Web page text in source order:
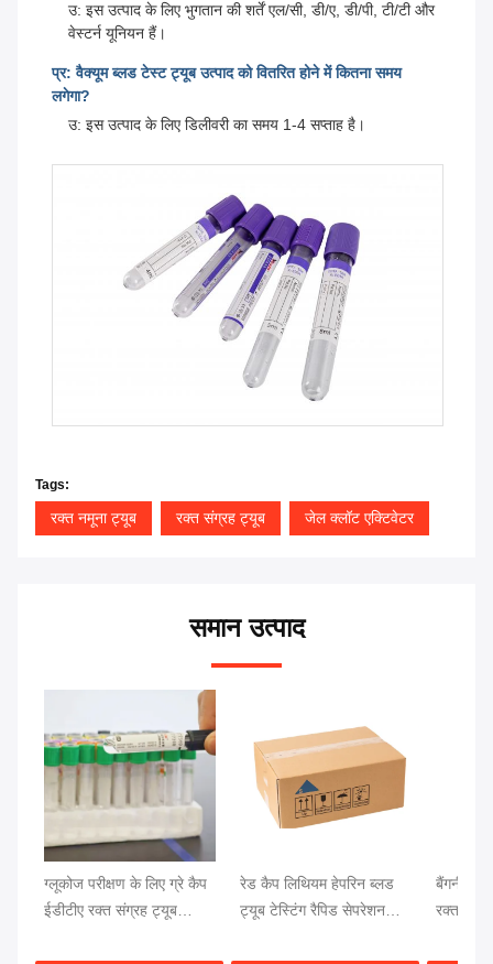
उ: इस उत्पाद के लिए भुगतान की शर्तें एल/सी, डी/ए, डी/पी, टी/टी और
वेस्टर्न यूनियन हैं।
प्र: वैक्यूम ब्लड टेस्ट ट्यूब उत्पाद को वितरित होने में कितना समय
लगेगा?
उ: इस उत्पाद के लिए डिलीवरी का समय 1-4 सप्ताह है।
Tags:
रक्त नमूना ट्यूब रक्त संग्रह ट्यूब जेल क्लॉट एक्टिवेटर
समान उत्पाद
ग्लूकोज परीक्षण के लिए ग्रे कैप
ईडीटीए रक्त संग्रह ट्यूब
रेड कैप लिथियम हेपरिन ब्लड
ट्यूब टेस्टिंग रैपिड सेपरेशन
बैंगनी कैप
रक्त